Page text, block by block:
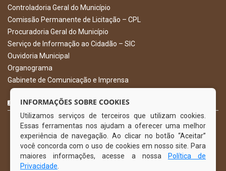
Controladoria Geral do Município
Comissão Permanente de Licitação – CPL
Procuradoria Geral do Município
Serviço de Informação ao Cidadão – SIC
Ouvidoria Municipal
Organograma
Gabinete de Comunicação e Imprensa
CURTA NOSSA FAN PAGE
INFORMAÇÕES SOBRE COOKIES
Utilizamos serviços de terceiros que utilizam cookies.
Essas ferramentas nos ajudam a oferecer uma melhor
experiência de navegação. Ao clicar no botão “Aceitar”
você concorda com o uso de cookies em nosso site. Para
maiores informações, acesse a nossa
Política de
Privacidade